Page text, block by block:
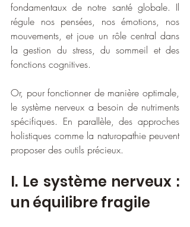
fondamentaux de notre santé globale. Il
régule nos pensées, nos émotions, nos
mouvements, et joue un rôle central dans
la gestion du stress, du sommeil et des
fonctions cognitives.
Or, pour fonctionner de manière optimale,
le système nerveux a besoin de nutriments
spécifiques. En parallèle, des approches
holistiques comme la naturopathie peuvent
proposer des outils précieux.
I. Le système nerveux :
un équilibre fragile